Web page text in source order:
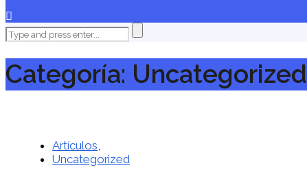
Categoría: Uncategorized
Artículos
Uncategorized